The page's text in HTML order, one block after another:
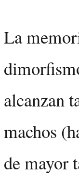
La
alcanzan
machos
de mayor